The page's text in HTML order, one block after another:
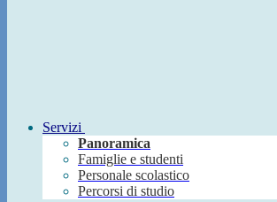
Servizi
Panoramica
Famiglie e studenti
Personale scolastico
Percorsi di studio